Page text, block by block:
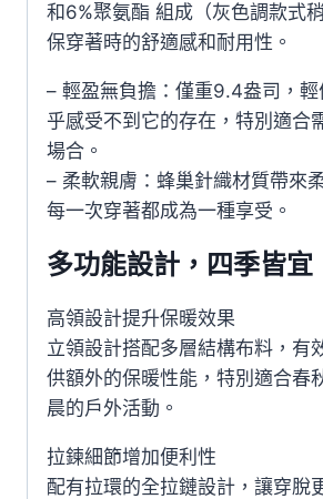
和6%聚氨酯 組成（灰色調款式
保穿著時的舒適感和耐用性。
– 輕盈無負擔：僅重9.4盎司，
乎感受不到它的存在，特別適合
場合。
– 柔軟親膚：蜂巢針織材質帶來
每一次穿著都成為一種享受。
多功能設計，四季皆宜
高領設計提升保暖效果
立領設計搭配多層結構布料，有
供額外的保暖性能，特別適合春
晨的戶外活動。
拉鍊細節增加便利性
配有拉環的全拉鏈設計，讓穿脫